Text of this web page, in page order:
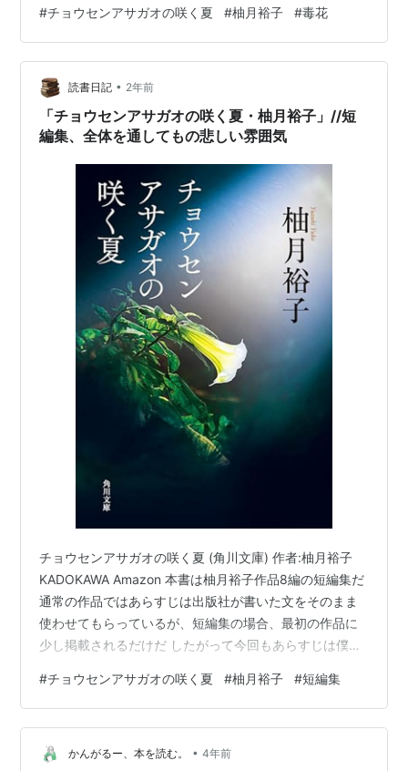
なる ただ父親が中学生の時交通事故死し、その時の賠償
金で食いつないでいる状況 美津子はお金のことより寂し
さがつのる 近所に住家がなく話し相手も病気の母ばかり
たまに来る訪問医師の平山が来て話をするのが楽しみだ
特段のことがなければ平山も来ることが無くなった 庭に
咲…
#チョウセンアサガオの咲く夏 #柚月裕子 #毒花
読書日記 • 2年前
「チョウセンアサガオの咲く夏・柚月裕子」//短
編集、全体を通してもの悲しい雰囲気
チョウセンアサガオの咲く夏 (角川文庫) 作者:柚月裕子
KADOKAWA Amazon 本書は柚月裕子作品8編の短編集だ
通常の作品ではあらすじは出版社が書いた文をそのまま
使わせてもらっているが、短編集の場合、最初の作品に
少し掲載されるだけだ したがって今回もあらすじは僕が
多かった -------------- 以下の画像をクリックしてもらえ
ると更新の励みになり嬉しいです（ブログ村） ↓ にほん
ブログ村 ＊イラストはフリー素材を使用しています ＊ク
リックありがとうございます
#チョウセンアサガオの咲く夏 #柚月裕子 #短編集
かんがるー、本を読む。 • 4年前